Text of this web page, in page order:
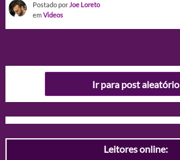
Postado por Joe Loreto
emVideos
Ir para post aleatório
Leitores online: